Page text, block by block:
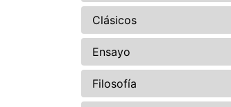
Clásicos
Ensayo
Filosofía